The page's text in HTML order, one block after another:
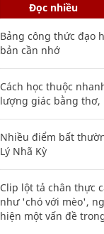
Đọc nhiều
Bảng công thức đạo
bản cần nhớ
Cách học thuộc
lượng giác bằng
Nhiều điểm bất
Lý Nhã Kỳ
Clip lột tả chân thực
như 'chó với mèo',
hiện một vấn đề